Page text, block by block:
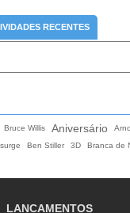
RECENTES
Bruce Willis Aniversário
Ben Stiller 3D Branca de
LANCAMENTOS